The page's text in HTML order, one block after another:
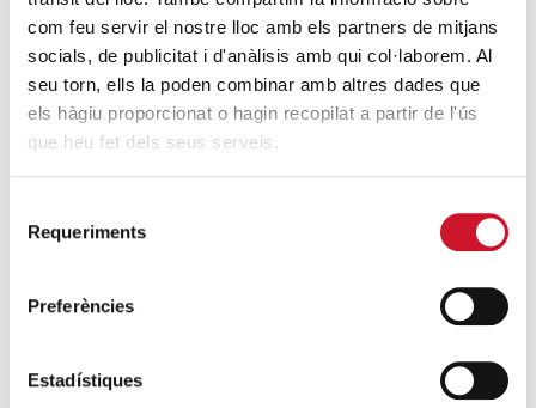
com feu servir el nostre lloc amb els partners de mitjans
socials, de publicitat i d'anàlisis amb qui col·laborem. Al
seu torn, ells la poden combinar amb altres dades que
els hàgiu proporcionat o hagin recopilat a partir de l'ús
que heu fet dels seus serveis.
Requeriments
Preferències
Estadístiques
Càritas expressa la seva preocupació per
la situació a Ceuta i fa una crida a la
protecció de la dignitat humana
SEGUEIX LLEGINT
extraordinari de regularització
SEGUEIX LLEGINT